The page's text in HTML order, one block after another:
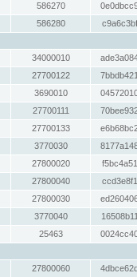
586270
586280
34000010
27700122
3690010
27700111
27700133
3770030
27800020
27800040
27800030
3770040
25463
27800060